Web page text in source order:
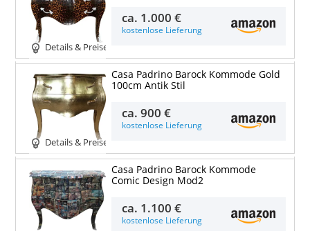
Details & Preise
ca. 1.000 €
kostenlose Lieferung
Details & Preise
Casa Padrino Barock Kommode Gold
100cm Antik Stil
ca.900 €
kostenlose Lieferung
Casa Padrino Barock Kommode
Comic Design Mod2
ca. 1.100 €
kostenlose Lieferung